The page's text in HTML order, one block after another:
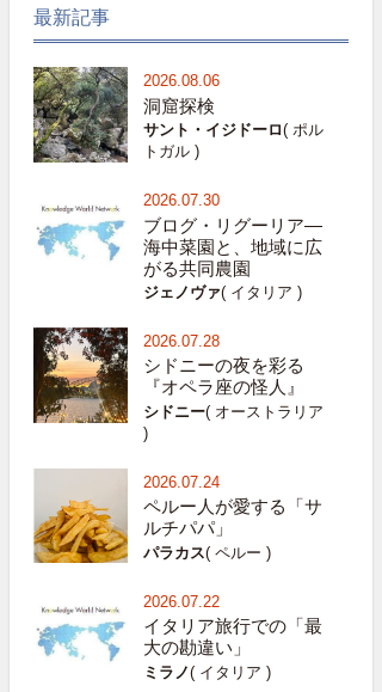
最新記事
2026.08.06
洞窟探検
サント・イジドーロ( ポル
トガル )
2026.07.30
ブログ・リグーリア―
海中菜園と、地域に広
がる共同農園
ジェノヴァ( イタリア )
2026.07.28
シドニーの夜を彩る
『オペラ座の怪人』
シドニー( オーストラリア
)
2026.07.24
ペルー人が愛する「サ
ルチパパ」
パラカス( ペルー )
2026.07.22
イタリア旅行での「最
大の勘違い」
ミラノ( イタリア )